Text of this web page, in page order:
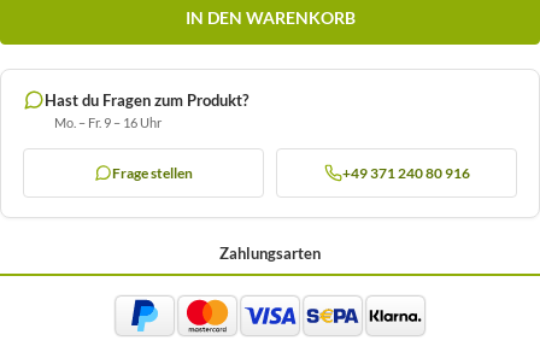
IN DEN WARENKORB
Hast du Fragen zum Produkt?
Mo. – Fr. 9 – 16 Uhr
Frage stellen +49 371 240 80 916
Zahlungsarten